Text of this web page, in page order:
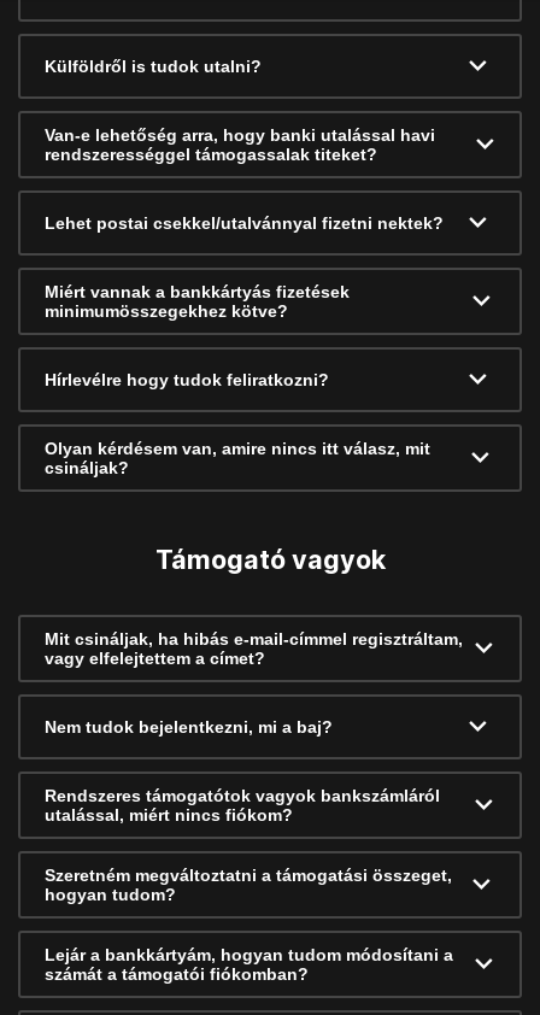
Külföldről is tudok utalni?
Van-e lehetőség arra, hogy banki utalással havi
rendszerességgel támogassalak titeket?
Lehet postai csekkel/utalvánnyal fizetni nektek?
Miért vannak a bankkártyás fizetések
minimumösszegekhez kötve?
Hírlevélre hogy tudok feliratkozni?
Olyan kérdésem van, amire nincs itt válasz, mit
csináljak?
Támogató vagyok
Mit csináljak, ha hibás e-mail-címmel regisztráltam,
vagy elfelejtettem a címet?
Nem tudok bejelentkezni, mi a baj?
Rendszeres támogatótok vagyok bankszámláról
utalással, miért nincs fiókom?
Szeretném megváltoztatni a támogatási összeget,
hogyan tudom?
Lejár a bankkártyám, hogyan tudom módosítani a
számát a támogatói fiókomban?